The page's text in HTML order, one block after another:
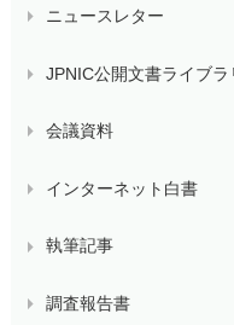
ニュースレター
JPNIC公開文書ライブラ
会議資料
インターネット白書
執筆記事
調査報告書